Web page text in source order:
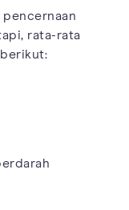
rata-rata